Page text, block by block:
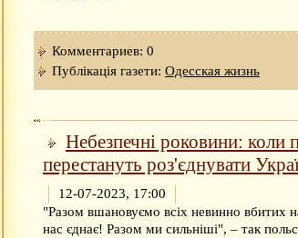
Комментариев: 0
Публікація газети: Одесская жизнь
Небезпечні роковини: коли
перестануть роз'єднувати
12-07-2023, 17:00
"Разом вшановуємо всіх невинно вбитих
нас єднає! Разом ми сильніші", – так